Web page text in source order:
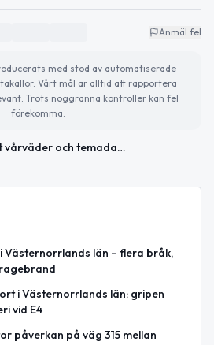
Anmäl fel
med stöd av automatiserade
Vårt mål är alltid att rapportera
Trots noggranna kontroller kan fel
förekomma.
Soligt vårväder och temadagar i fokus
Västernorrlands län – flera bråk,
i Västernorrlands län: gripen
vid E4
påverkan på väg 315 mellan